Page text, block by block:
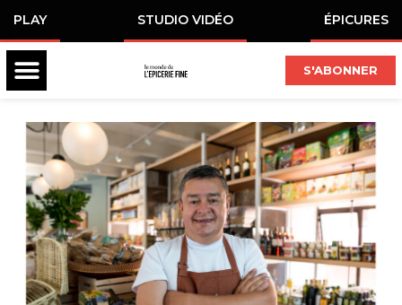
PLAY STUDIO VIDÉO ÉPICURES
S'ABONNER